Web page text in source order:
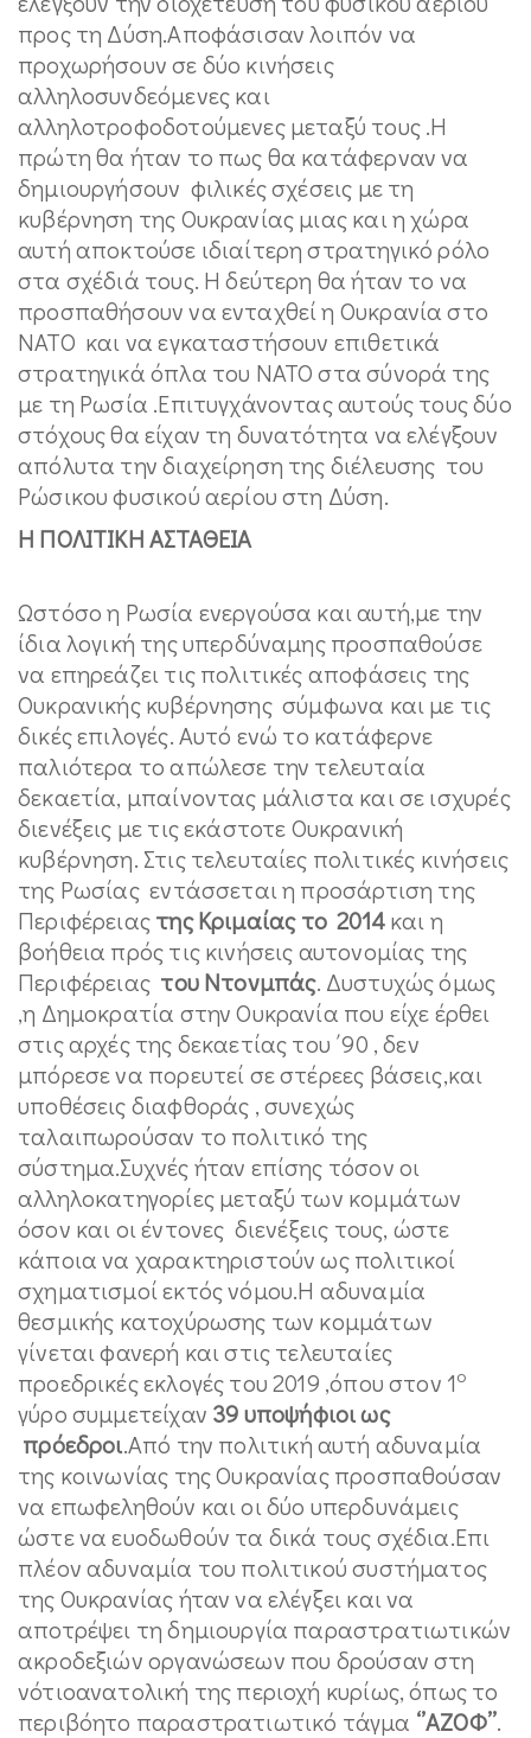
προς τη Δύση.Αποφάσισαν λοιπόν να
προχωρήσουν σε δύο κινήσεις
αλληλοσυνδεόμενες και
αλληλοτροφοδοτούμενες μεταξύ τους .Η
πρώτη θα ήταν το πως θα κατάφερναν να
δημιουργήσουν φιλικές σχέσεις με τη
κυβέρνηση της Ουκρανίας μιας και η χώρα
αυτή αποκτούσε ιδιαίτερη στρατηγικό ρόλο
στα σχέδιά τους. Η δεύτερη θα ήταν το να
προσπαθήσουν να ενταχθεί η Ουκρανία στο
ΝΑΤΟ και να εγκαταστήσουν επιθετικά
στρατηγικά όπλα του ΝΑΤΟ στα σύνορά της
με τη Ρωσία .Επιτυγχάνοντας αυτούς τους δύο
στόχους θα είχαν τη δυνατότητα να ελέγξουν
απόλυτα την διαχείρηση της διέλευσης του
Ρώσικου φυσικού αερίου στη Δύση.
Η ΠΟΛΙΤΙΚΗ ΑΣΤΑΘΕΙΑ
Ωστόσο η Ρωσία ενεργούσα και αυτή,με την
ίδια λογική της υπερδύναμης προσπαθούσε
να επηρεάζει τις πολιτικές αποφάσεις της
Ουκρανικής κυβέρνησης σύμφωνα και με τις
δικές επιλογές. Αυτό ενώ το κατάφερνε
παλιότερα το απώλεσε την τελευταία
δεκαετία, μπαίνοντας μάλιστα και σε ισχυρές
διενέξεις με τις εκάστοτε Ουκρανική
κυβέρνηση. Στις τελευταίες πολιτικές κινήσεις
της Ρωσίας εντάσσεται η προσάρτιση της
Περιφέρειαςτης Κριμαίας το 2014και η
βοήθεια πρός τις κινήσεις αυτονομίας της
Περιφέρειας του Ντονμπάς. Δυστυχώς όμως
,η Δημοκρατία στην Ουκρανία που είχε έρθει
στις αρχές της δεκαετίας του ΄90 , δεν
μπόρεσε να πορευτεί σε στέρεες βάσεις,και
υποθέσεις διαφθοράς , συνεχώς
ταλαιπωρούσαν το πολιτικό της
σύστημα.Συχνές ήταν επίσης τόσον οι
αλληλοκατηγορίες μεταξύ των κομμάτων
όσον και οι έντονες διενέξεις τους, ώστε
κάποια να χαρακτηριστούν ως πολιτικοί
σχηματισμοί εκτός νόμου.Η αδυναμία
θεσμικής κατοχύρωσης των κομμάτων
γίνεται φανερή και στις τελευταίες
προεδρικές εκλογές του 2019 ,όπου στον 1ο
γύρο συμμετείχαν 39 υποψήφιοι ως
πρόεδροι.Από την πολιτική αυτή αδυναμία
της κοινωνίας της Ουκρανίας προσπαθούσαν
να επωφεληθούν και οι δύο υπερδυνάμεις
ώστε να ευοδωθούν τα δικά τους σχέδια.Επι
πλέον αδυναμία του πολιτικού συστήματος
της Ουκρανίας ήταν να ελέγξει και να
αποτρέψει τη δημιουργία παραστρατιωτικών
ακροδεξιών οργανώσεων που δρούσαν στη
νότιοανατολική της περιοχή κυρίως, όπως το
περιβόητο παραστρατιωτικό τάγμα ‘’ΑΖΟΦ’’.